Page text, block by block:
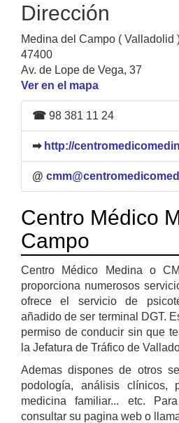
Dirección
Medina del Campo ( Valladolid
47400
Av. de Lope de Vega, 37
Ver en el mapa
☎ 98 381 11 24
➡ http://
@
Centro Médico
Campo
Centro Médico Medina o
proporciona numerosos
ofrece el servicio de
añadido de ser terminal DGT.
permiso de conducir sin que
la Jefatura de Tráfico de
Ademas dispones de otros
podología, análisis clínicos,
medicina familiar... etc.
consultar su pagina web o